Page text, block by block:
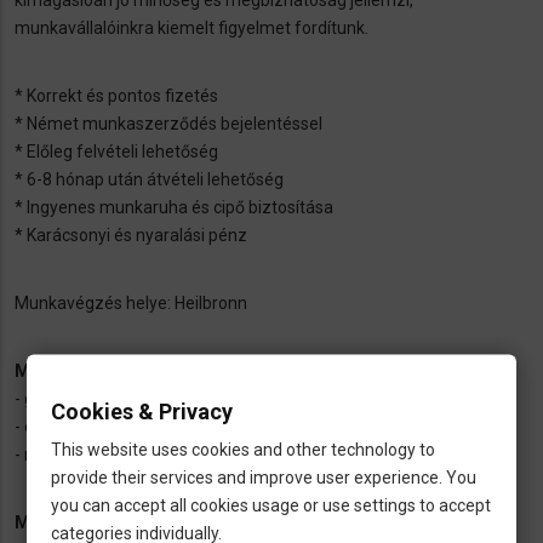
munkavállalóinkra kiemelt figyelmet fordítunk.
* Korrekt és pontos fizetés
* Német munkaszerződés bejelentéssel
* Előleg felvételi lehetőség
* 6-8 hónap után átvételi lehetőség
* Ingyenes munkaruha és cipő biztosítása
* Karácsonyi és nyaralási pénz
Munkavégzés helye: Heilbronn
Mi lenne a feladatod?
- gépkezelés
- összeszerelés
- minőségellenőrzés
Munkádhoz az alábbiak szükségesek:
Cookies & Privacy
This website uses cookies and other technology to
provide their services and improve user experience. You
you can accept all cookies usage or use settings to accept
categories individually.